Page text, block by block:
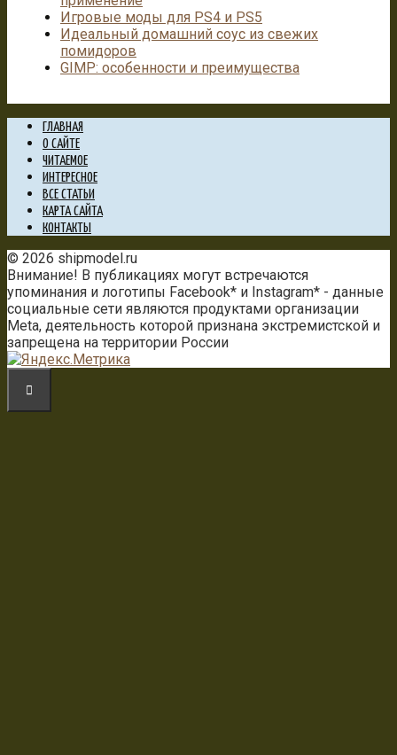
Игровые моды для PS4 и PS5
Идеальный домашний соус из свежих
помидоров
GIMP: особенности и преимущества
ГЛАВНАЯ
О САЙТЕ
ЧИТАЕМОЕ
ИНТЕРЕСНОЕ
ВСЕ СТАТЬИ
КАРТА САЙТА
КОНТАКТЫ
© 2026 shipmodel.ru
Внимание! В публикациях могут встречаются
упоминания и логотипы Facebook* и Instagram* - данные
социальные сети являются продуктами организации
Meta, деятельность которой признана экстремистской и
запрещена на территории России